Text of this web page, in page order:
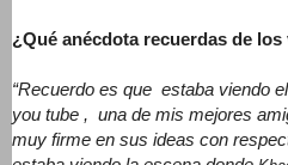
¿Qué anécdota recuerdas de
“Recuerdo es que estaba viendo
you tube , una de mis mejores
muy firme en sus ideas con